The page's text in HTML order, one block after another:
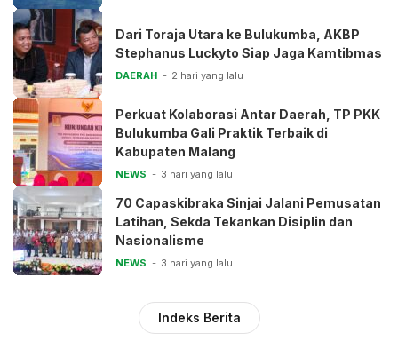
Dari Toraja Utara ke Bulukumba, AKBP
Stephanus Luckyto Siap Jaga Kamtibmas
DAERAH 2 hari yang lalu
Perkuat Kolaborasi Antar Daerah, TP PKK
Bulukumba Gali Praktik Terbaik di
Kabupaten Malang
NEWS 3 hari yang lalu
70 Capaskibraka Sinjai Jalani Pemusatan
Latihan, Sekda Tekankan Disiplin dan
Nasionalisme
NEWS 3 hari yang lalu
Indeks Berita